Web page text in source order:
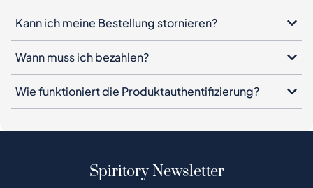
Kann ich meine Bestellung stornieren?
Wann muss ich bezahlen?
Wie funktioniert die Produktauthentifizierung?
Spiritory Newsletter